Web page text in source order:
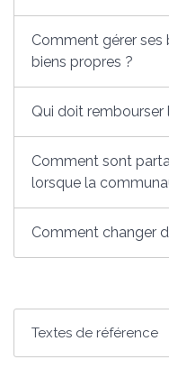
Comment gérer ses
biens propres ?
Qui doit rembourser
Comment sont
lorsque la
Comment changer
Textes de référence